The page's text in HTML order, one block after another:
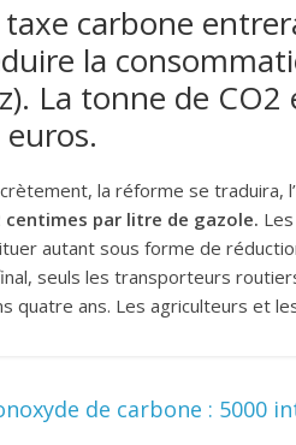
taxe carbone
la
La tonne de
euros.
la réforme se traduira,
centimes par litre de gazole.
autant sous forme de
seuls les transporteurs
quatre ans. Les agriculteurs et
de carbone : 5000